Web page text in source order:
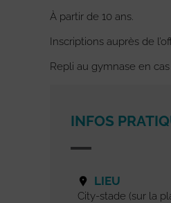
À partir de 10 ans.
Inscriptions auprès de
Repli au gymnase en
INFOS
LIEU
City-stade (sur la